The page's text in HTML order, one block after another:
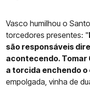
Vasco humilhou o
torcedores presentes: "
são responsáveis
acontecendo. Tomar
a torcida enchendo o
empolgada, vinha de